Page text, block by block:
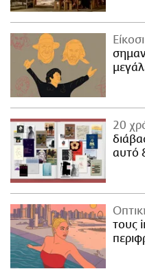
20
αυτό
τους